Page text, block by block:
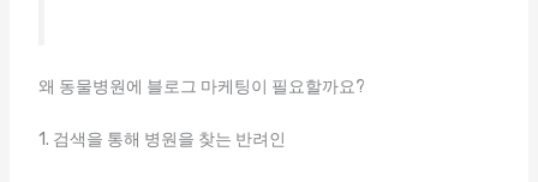
왜 동물병원에 블로그 마케팅이 필요할까요?
1. 검색을 통해 병원을 찾는 반려인